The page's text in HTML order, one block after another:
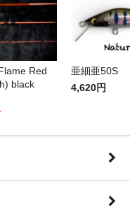
Red
black
亜細亜50S
4,620円